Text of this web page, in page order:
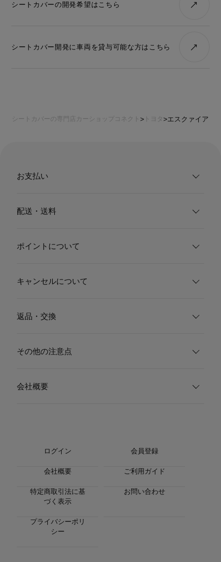
シートカバーの開発希望はこちら
シートカバー開発に車両を貸与可能な方はこちら
シートカバーの専門店カーショップコネクト トヨタ エスクァイア
お支払い
配送・送料
ポイントについて
キャンセルについて
返品・交換
その他の注意点
会社概要
ログイン 会員登録
会社概要 ご利用ガイド
特定商取引法に基
づく表示
お問い合わせ
プライバシーポリ
シー